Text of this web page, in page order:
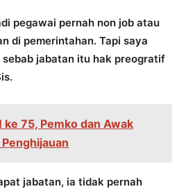
pegawai pernah non job atau
di pemerintahan. Tapi saya
jabatan itu hak preogratif
ke 75, Pemko dan Awak
jabatan, ia tidak pernah